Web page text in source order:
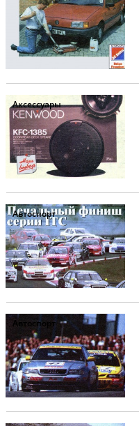
Аксессуары
Автоспорт
Автоспорт